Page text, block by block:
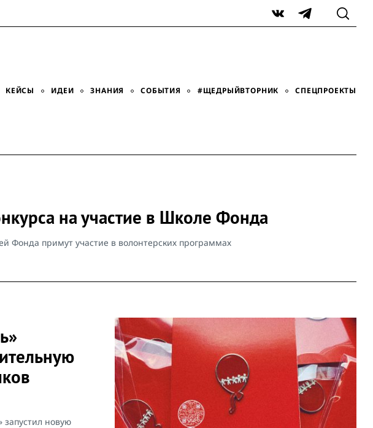
VK Telegram
КЕЙСЫ ИДЕИ ЗНАНИЯ СОБЫТИЯ #ЩЕДРЫЙВТОРНИК СПЕЦПРОЕКТЫ
на участие в Школе Фонда
Фонда примут участие в волонтерских программах
новую